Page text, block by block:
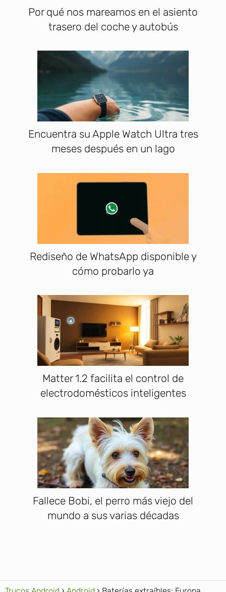
Por qué nos mareamos en el asiento
trasero del coche y autobús
Encuentra su Apple Watch Ultra tres
meses después en un lago
Rediseño de WhatsApp disponible y
cómo probarlo ya
Matter 1.2 facilita el control de
electrodomésticos inteligentes
Fallece Bobi, el perro más viejo del
mundo a sus varias décadas